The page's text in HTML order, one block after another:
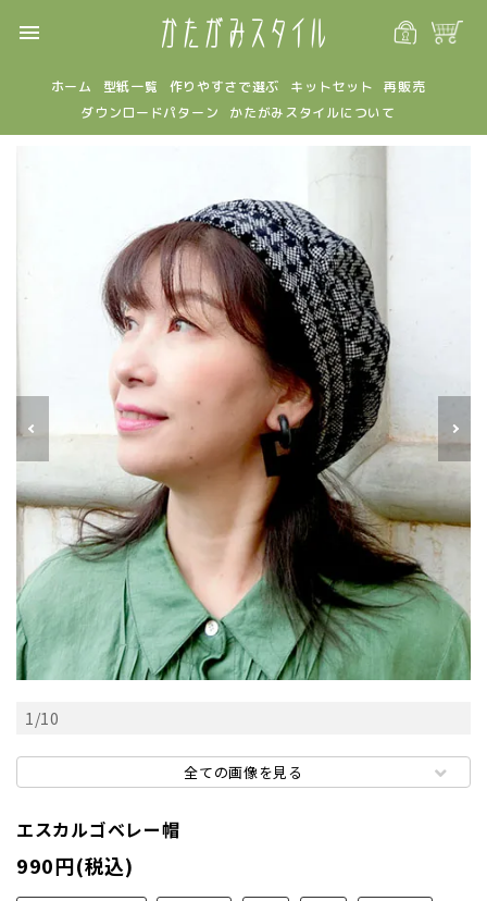
menu
ホーム 型紙一覧 作りやすさで選ぶ キットセット
再販売
ダウンロードパターン
かたがみスタイルについて
1/10
全ての画像を見る
エスカルゴベレー帽
990円(税込)